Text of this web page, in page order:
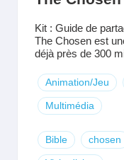
Kit : Guide de
The Chosen est
déjà près de 300
Animation/Jeu
Multimédia
Bible chosen